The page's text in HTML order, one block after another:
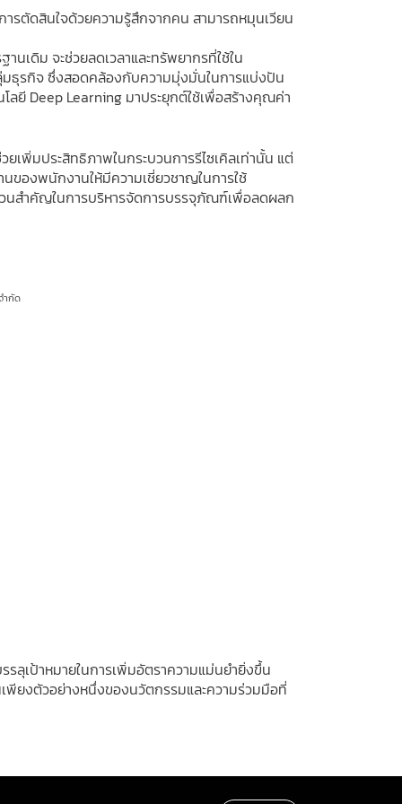
รตัดสินใจด้วยความรู้สึกจากคน สามารถหมุนเวียน
เดิม จะช่วยลดเวลาและทรัพยากรที่ใช้ใน
มธุรกิจ ซึ่งสอดคล้องกับความมุ่งมั่นในการแบ่งปัน
ยี Deep Learning มาประยุกต์ใช้เพื่อสร้างคุณค่า
เพิ่มประสิทธิภาพในกระบวนการรีไซเคิลเท่านั้น แต่
องพนักงานให้มีความเชี่ยวชาญในการใช้
วนสำคัญในการบริหารจัดการบรรจุภัณฑ์เพื่อลดผลก
ำกัด
ลุเป้าหมายในการเพิ่มอัตราความแม่นยำยิ่งขึ้น
พียงตัวอย่างหนึ่งของนวัตกรรมและความร่วมมือที่